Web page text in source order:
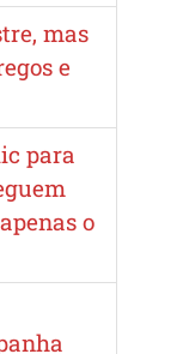
mas
e
para
o